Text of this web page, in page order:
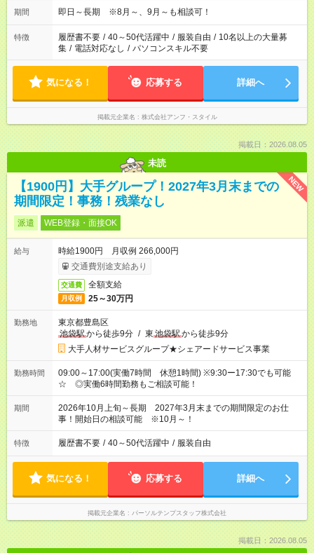
期間 即日～長期 ※8月～、9月～も相談可！
特徴 履歴書不要 / 40～50代活躍中 / 服装自由 / 10名以上の大量募
集 / 電話対応なし / パソコンスキル不要
気になる！ 応募する 詳細へ
掲載元企業名 株式会社アンフ・スタイル
掲載日：2026.08.05
未読
NEW
【1900円】大手グループ！2027年3月末までの
期間限定！事務！残業なし
派遣 WEB登録・面接OK
給与
時給1900円 月収例 266,000円
交通費別途支給あり
交通費 全額支給
月収例 25～30万円
勤務地
東京都豊島区
池袋駅から徒歩9分 / 東 池袋駅から徒歩9分
大手人材サービスグループ★シェアードサービス事業
勤務時間
09:00～17:00(実働7時間 休憩1時間) ※9:30ー17:30でも可能
☆ ◎実働6時間勤務もご相談可能！
期間
2026年10月上旬～長期 2027年3月末までの期間限定のお仕
事！開始日の相談可能 ※10月～！
特徴 履歴書不要 / 40～50代活躍中 / 服装自由
気になる！ 応募する 詳細へ
掲載元企業名 パーソルテンプスタッフ株式会社
掲載日：2026.08.05